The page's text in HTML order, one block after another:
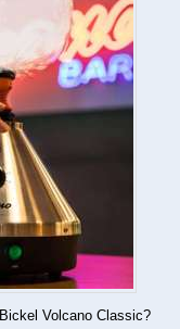
Volcano Classic?